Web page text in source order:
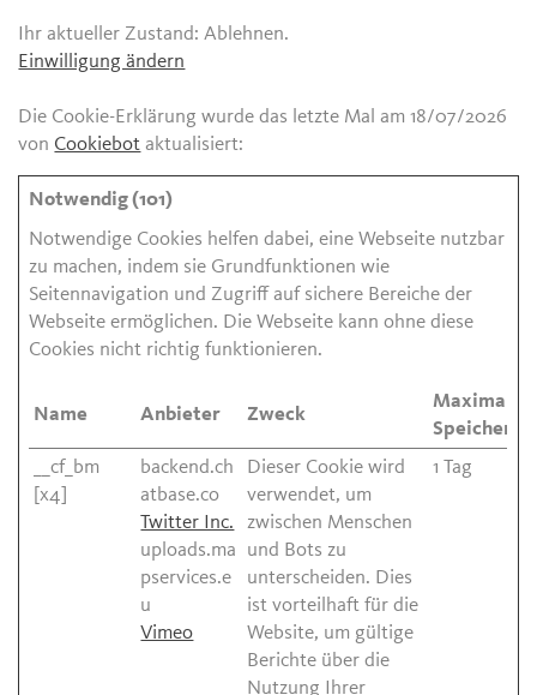
Ihr aktueller Zustand: Ablehnen.
Einwilligung ändern
Die Cookie-Erklärung wurde das letzte Mal am 18/07/2026
von Cookiebot aktualisiert:
Notwendig (101)
Notwendige Cookies helfen dabei, eine Webseite nutzbar
zu machen, indem sie Grundfunktionen wie
Seitennavigation und Zugriff auf sichere Bereiche der
Webseite ermöglichen. Die Webseite kann ohne diese
Cookies nicht richtig funktionieren.
Name Anbieter Zweck
Maximale
__cf_bm
[x4]
backend.ch
atbase.co
Twitter Inc.
uploads.ma
pservices.e
u
Vimeo
Dieser Cookie wird
verwendet, um
zwischen Menschen
und Bots zu
unterscheiden. Dies
ist vorteilhaft für die
Website, um gültige
Berichte über die
Nutzung Ihrer
1 Tag